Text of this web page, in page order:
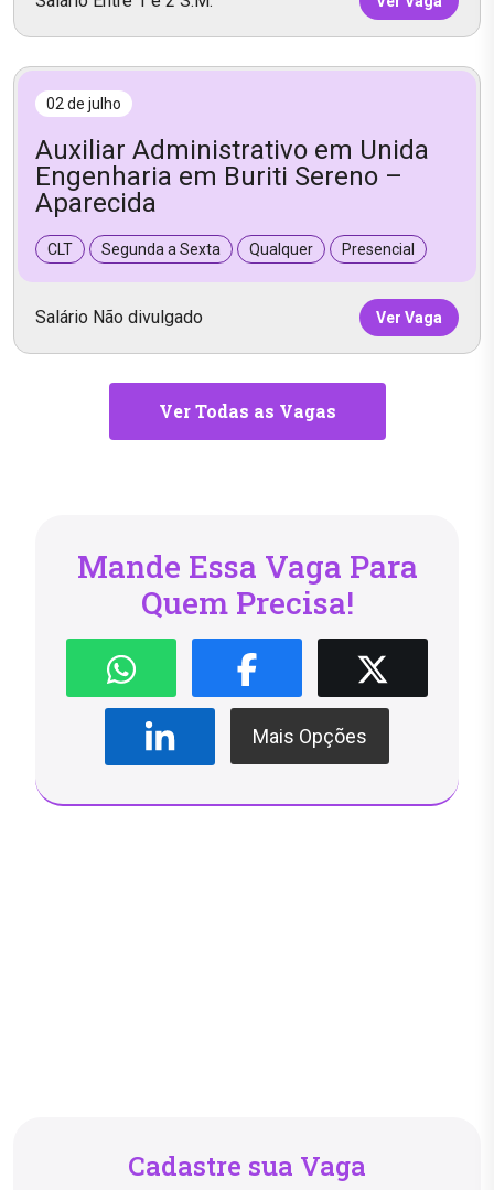
02 de julho
Auxiliar Administrativo em Unida
Engenharia em Buriti Sereno –
Aparecida
CLT Segunda a Sexta Qualquer Presencial
Salário Não divulgado Ver Vaga
Ver Todas as Vagas
Mande Essa Vaga Para
Quem Precisa!
Mais Opções
Cadastre sua Vaga